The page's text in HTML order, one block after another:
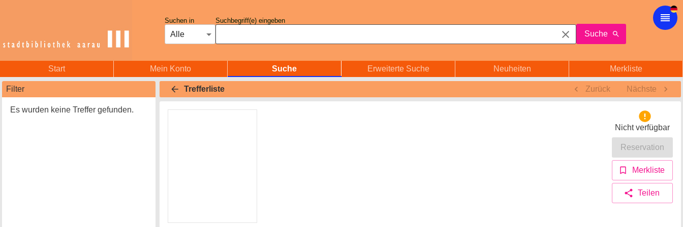
Suchen in
Alle
Suchbegriff(e) eingeben
Suche
Start Mein Konto Suche Erweiterte Suche Neuheiten Merkliste
Filter
Es wurden keine Treffer gefunden.
Trefferliste Zurück Nächste
Nicht verfügbar
Reservation
Merkliste
Teilen